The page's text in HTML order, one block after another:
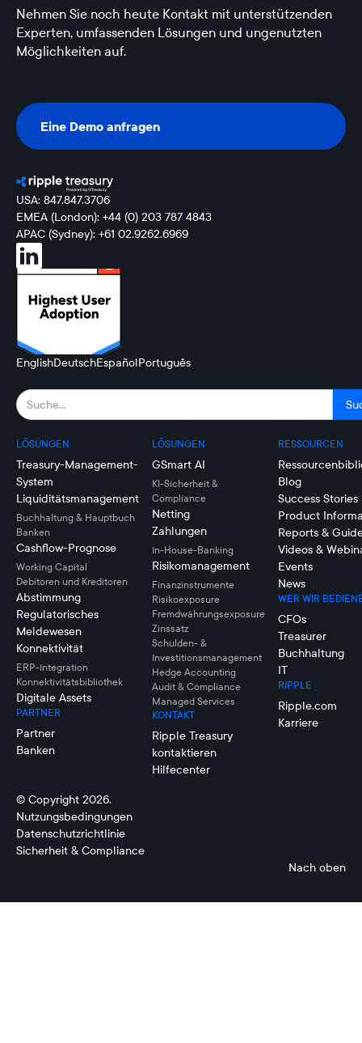
Nehmen Sie noch heute Kontakt mit unterstützenden
Experten, umfassenden Lösungen und ungenutzten
Möglichkeiten auf.
Eine Demo anfragen
Eine Demo anfragen
USA: 847.847.3706
EMEA (London): +44 (0) 203 787 4843
APAC (Sydney): +61 02.9262.6969
EnglishDeutschEspañolPortuguês
LÖSUNGEN
Treasury-Management-
System
Liquiditätsmanagement
Buchhaltung & Hauptbuch
Banken
Cashflow-Prognose
Working Capital
Debitoren und Kreditoren
Abstimmung
Regulatorisches
Meldewesen
Konnektivität
ERP-Integration
Konnektivitätsbibliothek
Digitale Assets
PARTNER
Partner
Banken
LÖSUNGEN
GSmart AI
KI-Sicherheit &
Compliance
Netting
Zahlungen
In-House-Banking
Risikomanagement
Finanzinstrumente
Risikoexposure
Fremdwährungsexposure
Zinssatz
Schulden- &
Investitionsmanagement
Hedge Accounting
Audit & Compliance
Managed Services
KONTAKT
Ripple Treasury
kontaktieren
Hilfecenter
RESSOURCEN
Blog
Success Stories
Product
Reports &
Videos &
Events
News
WER WIR
CFOs
Treasurer
Buchhaltung
IT
RIPPLE
Ripple.com
Karriere
© Copyright 2026.
Nutzungsbedingungen
Datenschutzrichtlinie
Sicherheit & Compliance
Nach oben